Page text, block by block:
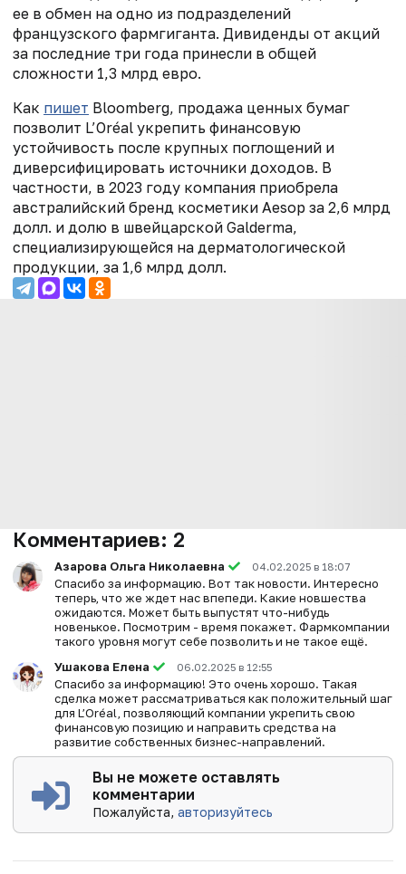
ее в обмен на одно из подразделений
французского фармгиганта. Дивиденды от акций
за последние три года принесли в общей
сложности 1,3 млрд евро.
Как пишет Bloomberg, продажа ценных бумаг
позволит L’Oréal укрепить финансовую
устойчивость после крупных поглощений и
диверсифицировать источники доходов. В
частности, в 2023 году компания приобрела
австралийский бренд косметики Aesop за 2,6 млрд
долл. и долю в швейцарской Galderma,
специализирующейся на дерматологической
продукции, за 1,6 млрд долл.
Комментариев: 2
Азарова Ольга Николаевна 04.02.2025 в 18:07
Спасибо за информацию. Вот так новости. Интересно
теперь, что же ждет нас впепеди. Какие новшества
ожидаются. Может быть выпустят что-нибудь
новенькое. Посмотрим - время покажет. Фармкомпании
такого уровня могут себе позволить и не такое ещё.
Ушакова Елена
06.02.2025 в 12:55
Спасибо за информацию! Это очень хорошо. Такая
сделка может рассматриваться как положительный шаг
для L’Oréal, позволяющий компании укрепить свою
финансовую позицию и направить средства на
развитие собственных бизнес-направлений.
Вы не можете оставлять
комментарии
Пожалуйста,авторизуйтесь